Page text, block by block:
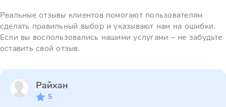
Реальные отзывы клиентов помогают пользователям
сделать правильный выбор и указывают нам на ошибки.
Если вы воспользовались нашими услугами – не забудьте
оставить свой отзыв.
Райхан
5